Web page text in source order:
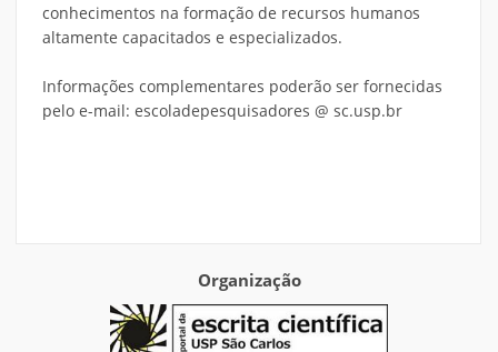
conhecimentos na formação de recursos humanos
altamente capacitados e especializados.
Informações complementares poderão ser fornecidas
pelo e-mail: escoladepesquisadores @ sc.usp.br
Organização